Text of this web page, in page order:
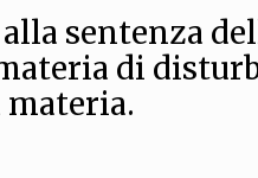
sentenza
di